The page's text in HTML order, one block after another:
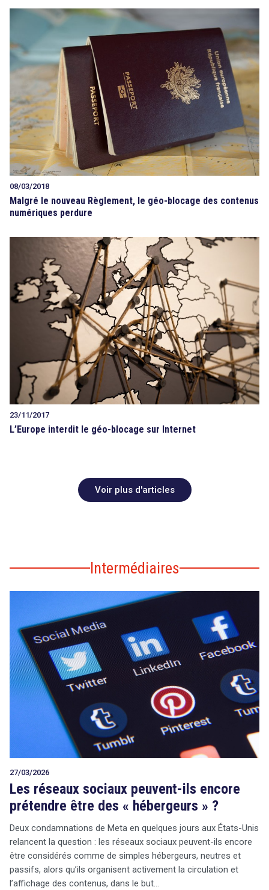
08/03/2018
Malgré le nouveau Règlement, le géo-blocage des contenus
numériques perdure
23/11/2017
L’Europe interdit le géo-blocage sur Internet
Voir plus d'articles
Intermédiaires
27/03/2026
Les réseaux sociaux peuvent-ils encore
prétendre être des « hébergeurs » ?
Deux condamnations de Meta en quelques jours aux États-Unis
relancent la question : les réseaux sociaux peuvent-ils encore
être considérés comme de simples hébergeurs, neutres et
passifs, alors qu’ils organisent activement la circulation et
l’affichage des contenus, dans le but…